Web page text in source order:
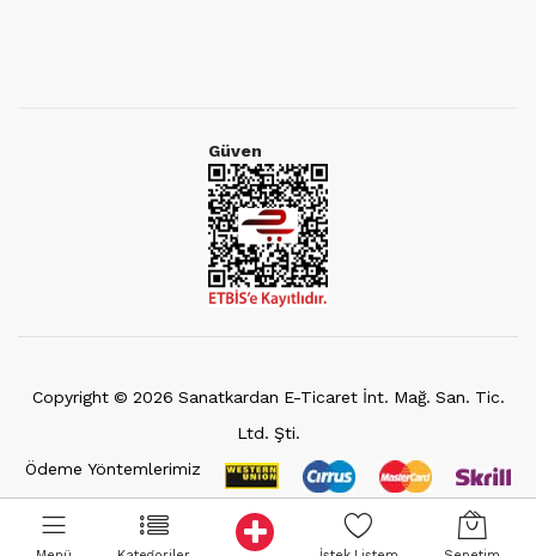
Güven
Copyright © 2026 Sanatkardan E-Ticaret İnt. Mağ. San. Tic.
Ltd. Şti.
Ödeme Yöntemlerimiz